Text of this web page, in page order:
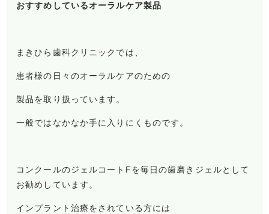
おすすめしているオーラルケア製品
まきひら歯科クリニックでは、
患者様の日々のオーラルケアのための
製品を取り扱っています。
一般ではなかなか手に入りにくものです。
コンクールのジェルコートFを毎日の歯磨きジェルとして
お勧めしています。
インプラント治療をされている方には